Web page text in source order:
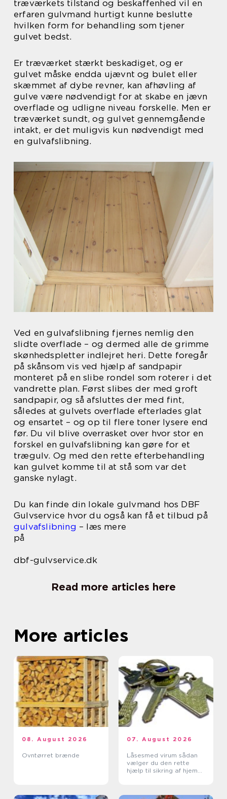
træværkets tilstand og beskaffenhed vil en
erfaren gulvmand hurtigt kunne beslutte
hvilken form for behandling som tjener
gulvet bedst.
Er træværket stærkt beskadiget, og er
gulvet måske endda ujævnt og bulet eller
skæmmet af dybe revner, kan afhøvling af
gulve være nødvendigt for at skabe en jævn
overflade og udligne niveau forskelle. Men er
træværket sundt, og gulvet gennemgående
intakt, er det muligvis kun nødvendigt med
en gulvafslibning.
Ved en gulvafslibning fjernes nemlig den
slidte overflade – og dermed alle de grimme
skønhedspletter indlejret heri. Dette foregår
på skånsom vis ved hjælp af sandpapir
monteret på en slibe rondel som roterer i det
vandrette plan. Først slibes der med groft
sandpapir, og så afsluttes der med fint,
således at gulvets overflade efterlades glat
og ensartet – og op til flere toner lysere end
før. Du vil blive overrasket over hvor stor en
forskel en gulvafslibning kan gøre for et
trægulv. Og med den rette efterbehandling
kan gulvet komme til at stå som var det
ganske nylagt.
Du kan finde din lokale gulvmand hos DBF
Gulvservice hvor du også kan få et tilbud på
gulvafslibning – læs mere
på
dbf-gulvservice.dk
Read more articles here
More articles
08. August 2026
Ovntørret brænde
07. August 2026
Låsesmed virum sådan
vælger du den rette
hjælp til sikring af hjem